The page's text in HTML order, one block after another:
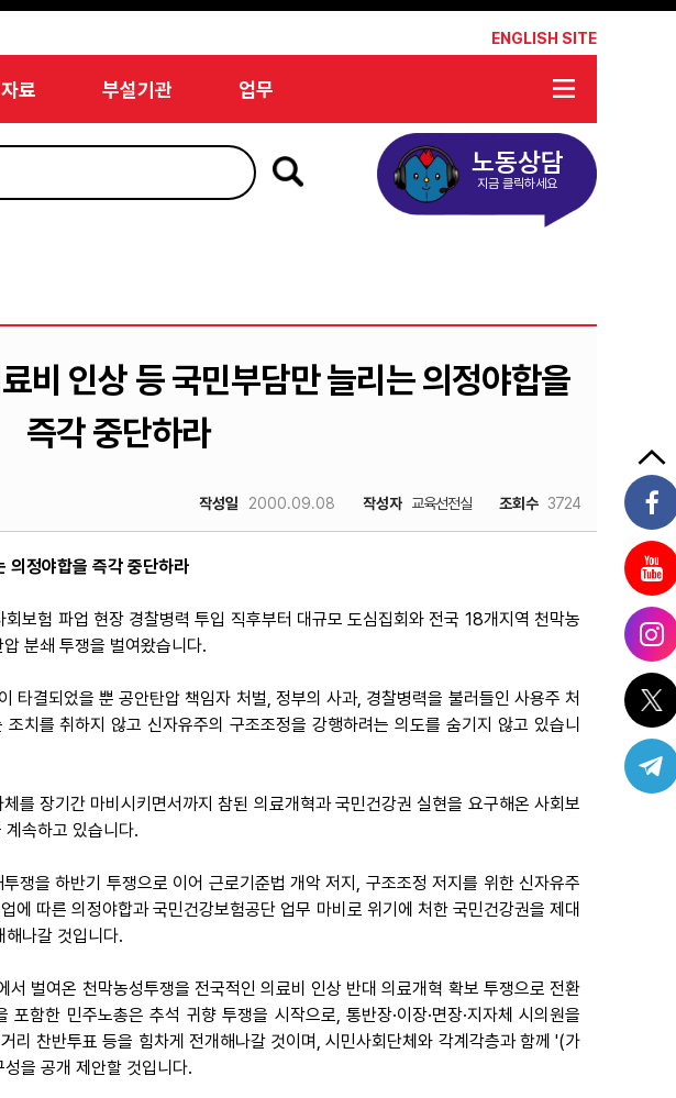
ENGLISH SITE
자료 부설기관 업무
노동상담
지금 클릭하세요
비 인상 등 국민부담만 늘리는 의정야합을
즉각 중단하라
작성일 2000.09.08 작성자 교육선전실 조회수 3724
의정야합을 즉각 중단하라
보험 파업 현장 경찰병력 투입 직후부터 대규모 도심집회와 전국 18개지역 천막농
분쇄 투쟁을 벌여왔습니다.
타결되었을 뿐 공안탄압 책임자 처벌, 정부의 사과, 경찰병력을 불러들인 사용주 처
치를 취하지 않고 신자유주의 구조조정을 강행하려는 의도를 숨기지 않고 있습니
를 장기간 마비시키면서까지 참된 의료개혁과 국민건강권 실현을 요구해온 사회보
속하고 있습니다.
쟁을 하반기 투쟁으로 이어 근로기준법 개악 저지, 구조조정 저지를 위한 신자유주
에 따른 의정야합과 국민건강보험공단 업무 마비로 위기에 처한 국민건강권을 제대
나갈 것입니다.
벌여온 천막농성투쟁을 전국적인 의료비 인상 반대 의료개혁 확보 투쟁으로 전환
함한 민주노총은 추석 귀향 투쟁을 시작으로, 통반장·이장·면장·지자체 시의원을
리 찬반투표 등을 힘차게 전개해나갈 것이며, 시민사회단체와 각계각층과 함께 '(가
을 공개 제안할 것입니다.